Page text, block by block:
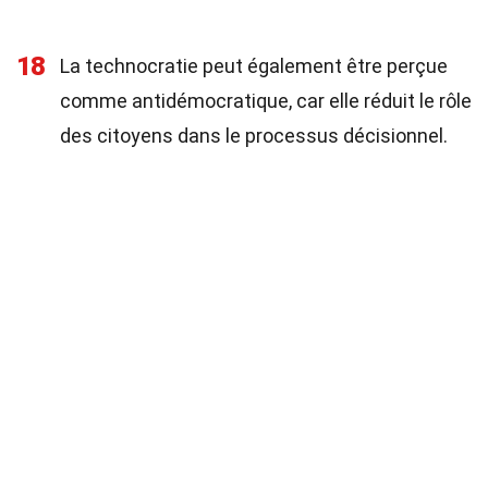
18
La technocratie peut également être perçue
comme antidémocratique, car elle réduit le rôle
des citoyens dans le processus décisionnel.